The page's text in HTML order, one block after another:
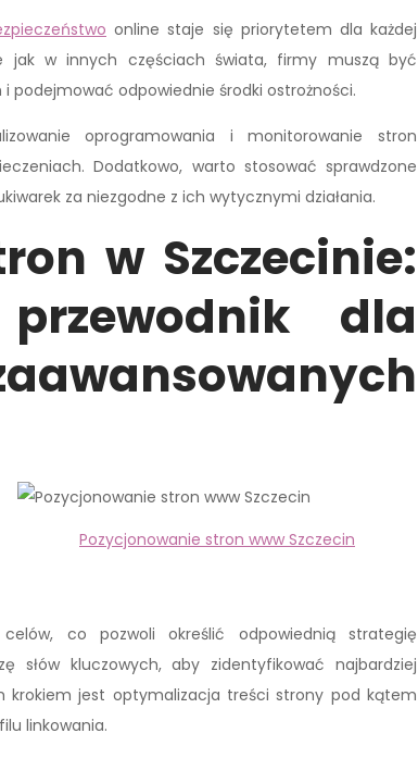
online staje się priorytetem dla każdej
jak w innych częściach świata, firmy muszą być
podejmować odpowiednie środki ostrożności.
oprogramowania i monitorowanie stron
Dodatkowo, warto stosować sprawdzone
za niezgodne z ich wytycznymi działania.
w Szczecinie:
dla
Pozycjonowanie stron www Szczecin
co pozwoli określić odpowiednią strategię
słów kluczowych, aby zidentyfikować najbardziej
krokiem jest optymalizacja treści strony pod kątem
linkowania.